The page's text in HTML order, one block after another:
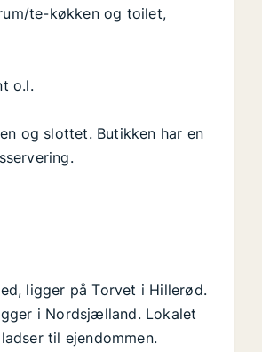
te-køkken og toilet,
o.l.
og slottet. Butikken har en
ligger på Torvet i Hillerød.
i Nordsjælland. Lokalet
til ejendommen.